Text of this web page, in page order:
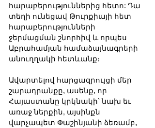
հարաբերություններից հետո: Դա
տեղի ունեցավ Թուրքիայի հետ
հարաբերությունների
ջերմացման շնորհիվ և որպես
Աբրահամյան համաձայնագրերի
անուղղակի հետևանք։
Ավարտելով հարցազրույցի մեր
շարադրանքը, ասենք, որ
Հայաստանը կրկնակի՝ նախ եւ
առաջ ներքին, այսինքն
վարչապետ Փաշինյանի ձեռամբ,